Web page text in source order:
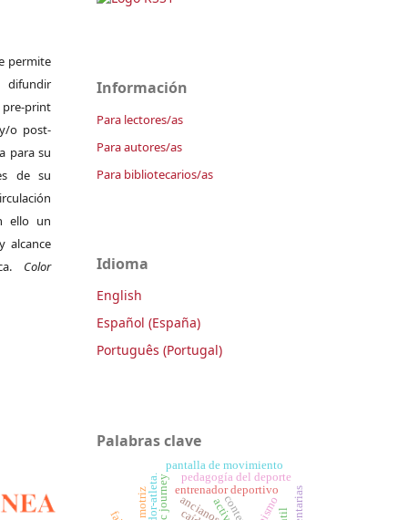
permite
print
o post-
para su
de su
ello un
alcance
Color
Información
Para lectores/as
Para autores/as
Para bibliotecarios/as
Idioma
English
Español (España)
Português (Portugal)
Palabras clave
entrenador deportivo
pedagogía del deporte
ancianos
pantalla de movimiento